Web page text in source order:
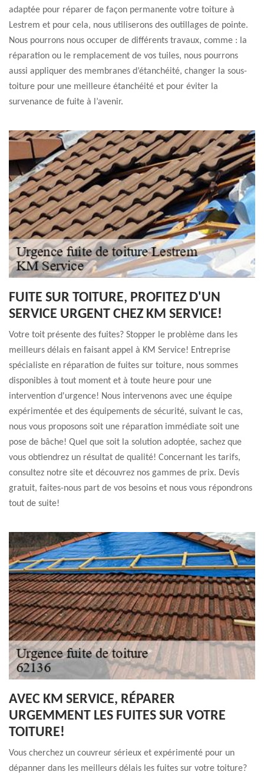
adaptée pour réparer de façon permanente votre toiture à
Lestrem et pour cela, nous utiliserons des outillages de pointe.
Nous pourrons nous occuper de différents travaux, comme : la
réparation ou le remplacement de vos tuiles, nous pourrons
aussi appliquer des membranes d’étanchéité, changer la sous-
toiture pour une meilleure étanchéité et pour éviter la
survenance de fuite à l’avenir.
FUITE SUR TOITURE, PROFITEZ D'UN
SERVICE URGENT CHEZ KM SERVICE!
Votre toit présente des fuites? Stopper le problème dans les
meilleurs délais en faisant appel à KM Service! Entreprise
spécialiste en réparation de fuites sur toiture, nous sommes
disponibles à tout moment et à toute heure pour une
intervention d'urgence! Nous intervenons avec une équipe
expérimentée et des équipements de sécurité, suivant le cas,
nous vous proposons soit une réparation immédiate soit une
pose de bâche! Quel que soit la solution adoptée, sachez que
vous obtiendrez un résultat de qualité! Concernant les tarifs,
consultez notre site et découvrez nos gammes de prix. Devis
gratuit, faites-nous part de vos besoins et nous vous répondrons
tout de suite!
AVEC KM SERVICE, RÉPARER
URGEMMENT LES FUITES SUR VOTRE
TOITURE!
Vous cherchez un couvreur sérieux et expérimenté pour un
dépanner dans les meilleurs délais les fuites sur votre toiture?